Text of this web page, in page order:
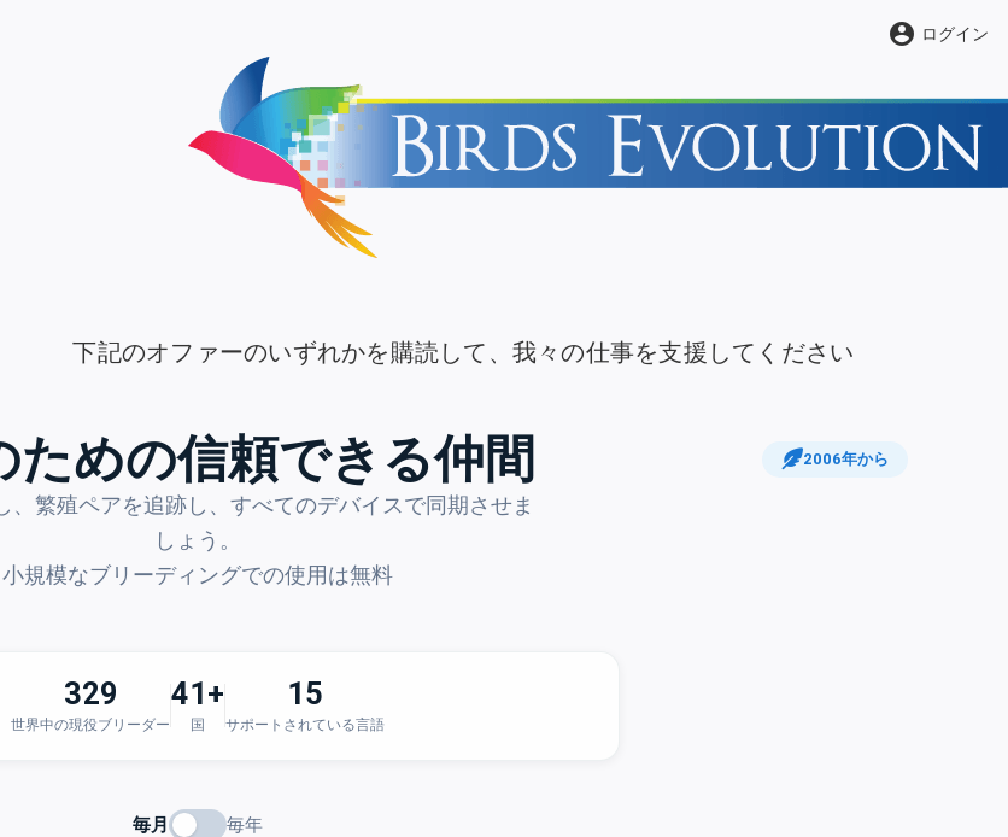
account_circle ログイン
下記のオファーのいずれかを購読して、我々の仕事を支援してください
ための信頼できる仲間 2006年から
、繁殖ペアを追跡し、すべてのデバイスで同期させま
しょう。
小規模なブリーディングでの使用は無料
329
世界中の現役ブリーダー
41+
国
15
サポートされている言語
毎月 毎年